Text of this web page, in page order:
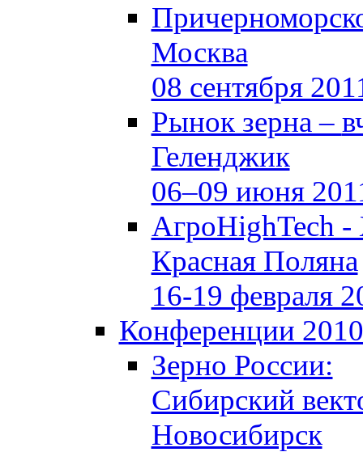
Москва
08 сентября
Рынок зерна –
Геленджик
06–09 июня
АгроHighTech
Красная Поляна
16-19 февраля
Конференции 2010
Зерно России:
Сибирский
Новосибирск